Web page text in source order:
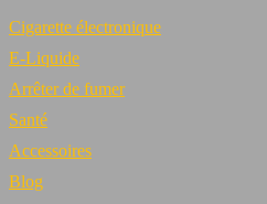
Cigarette électronique
E-Liquide
Arrêter de fumer
Santé
Accessoires
Blog